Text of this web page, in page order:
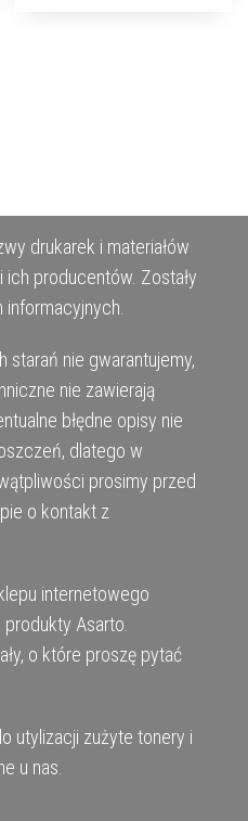
drukarek i materiałów
ich producentów. Zostały
starań nie gwarantujemy,
nie zawierają
błędne opisy nie
dlatego w
prosimy przed
o kontakt z
internetowego
Asarto.
o które proszę pytać
utylizacji zużyte tonery i
u nas.